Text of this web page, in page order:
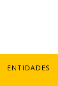
ENTIDADES